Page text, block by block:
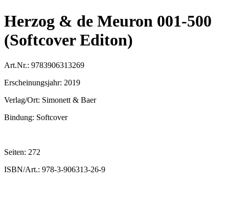
Herzog & de Meuron 001-500
(Softcover Editon)
Art.Nr.: 9783906313269
Erscheinungsjahr: 2019
Verlag/Ort: Simonett & Baer
Bindung: Softcover
Seiten: 272
ISBN/Art.: 978-3-906313-26-9